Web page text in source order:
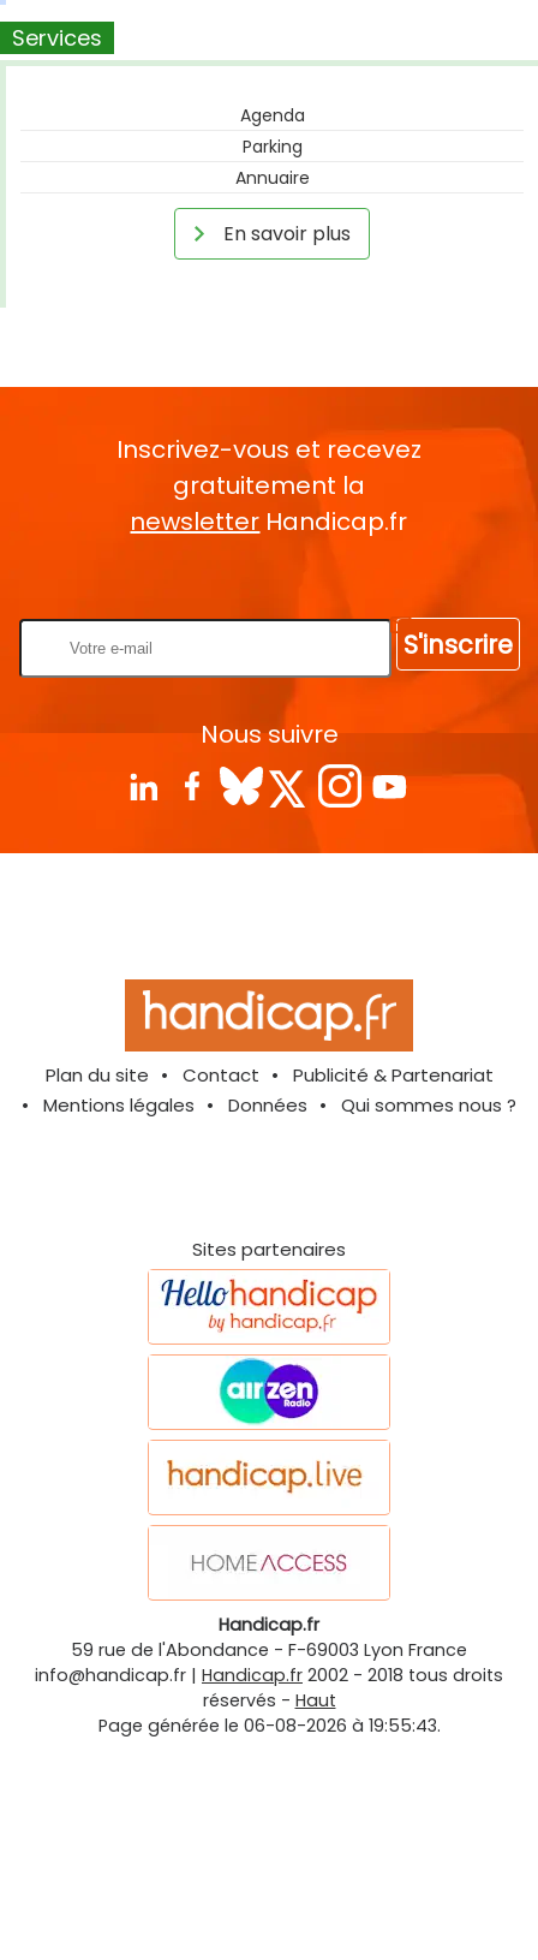
Services
Agenda
Parking
Annuaire
En savoir plus
Inscrivez-vous et recevez
gratuitement la
newsletter Handicap.fr
S'inscrire
Nous suivre
Plan du site Contact
Publicité & Partenariat
Mentions légales
Données Qui sommes nous ?
Sites partenaires
Handicap.fr
59 rue de l'Abondance - F-69003 Lyon France
info@handicap.fr | Handicap.fr 2002 - 2018 tous droits
réservés - Haut
Page générée le 06-08-2026 à 19:55:43.